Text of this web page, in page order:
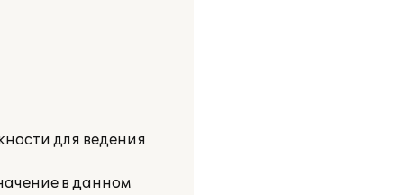
для ведения
в данном